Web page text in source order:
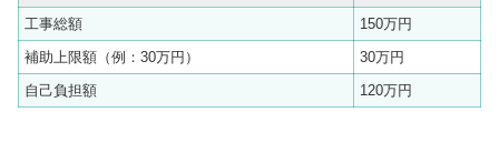
工事総額
150万円
補助上限額（例：30万円）
30万円
自己負担額
120万円